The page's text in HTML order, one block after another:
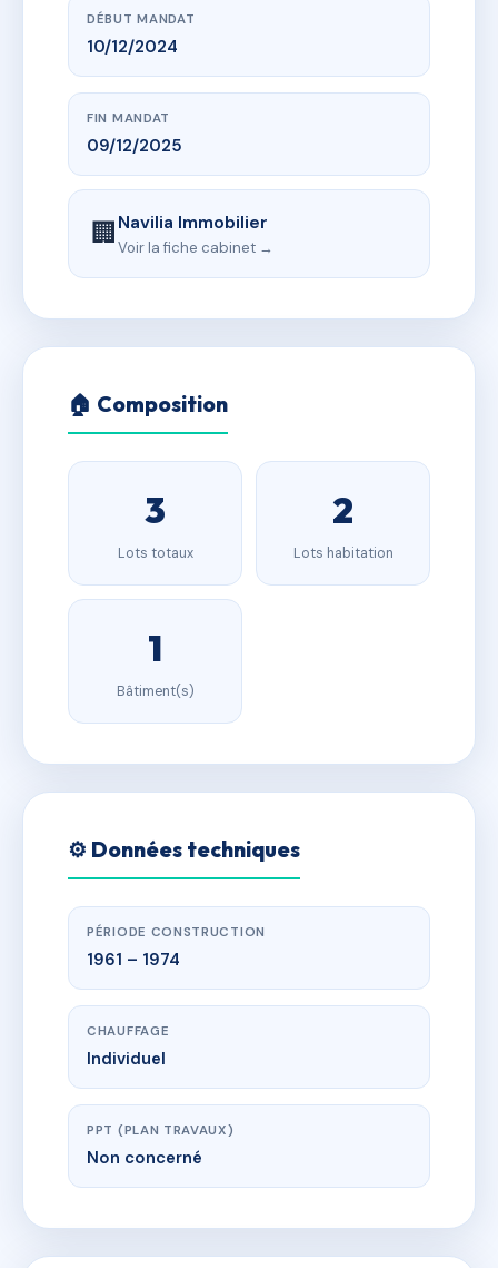
DÉBUT MANDAT
10/12/2024
FIN MANDAT
09/12/2025
🏢Navilia Immobilier
Voir la fiche cabinet →
🏠 Composition
3
Lots totaux
2
Lots habitation
1
Bâtiment(s)
⚙️ Données techniques
PÉRIODE CONSTRUCTION
1961 – 1974
CHAUFFAGE
Individuel
PPT (PLAN TRAVAUX)
Non concerné